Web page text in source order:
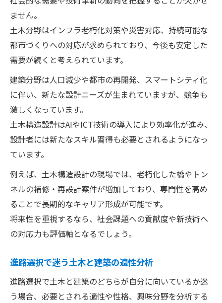
ません。
土木分野はインフラ老朽化対策や災害対応、持続可能な
都市づくりへの対応が求められており、今後も安定した
需要が続くと考えられています。
建築分野は人口減少や都市の再開発、スマートシティ化
に伴い、新たな設計ニーズが生まれていますが、競争も
激しくなっています。
土木構造設計はAIやICT技術の導入により効率化が進み、
設計者には新たなスキル習得も必要とされるようになっ
ています。
例えば、土木構造設計の現場では、老朽化した橋やトン
ネルの補修・再設計案件が増加しており、専門性を高め
ることで長期的なキャリア形成が可能です。
将来性を重視するなら、社会課題への貢献度や新技術へ
の対応力も評価軸となるでしょう。
進路選択で迷う土木と建築の適性分析
進路選択で土木と建築のどちらが自分に向いているか迷
う場合、必要とされる適性や性格、興味分野を分析する